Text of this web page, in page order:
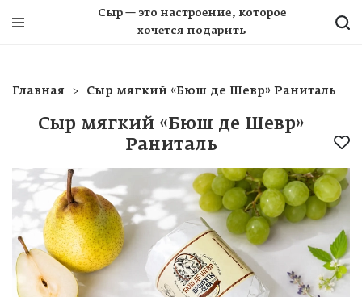
Сыр — это настроение, которое
хочется подарить
Главная Сыр мягкий «Бюш де Шевр» Раниталь
Сыр мягкий «Бюш де Шевр»
Раниталь